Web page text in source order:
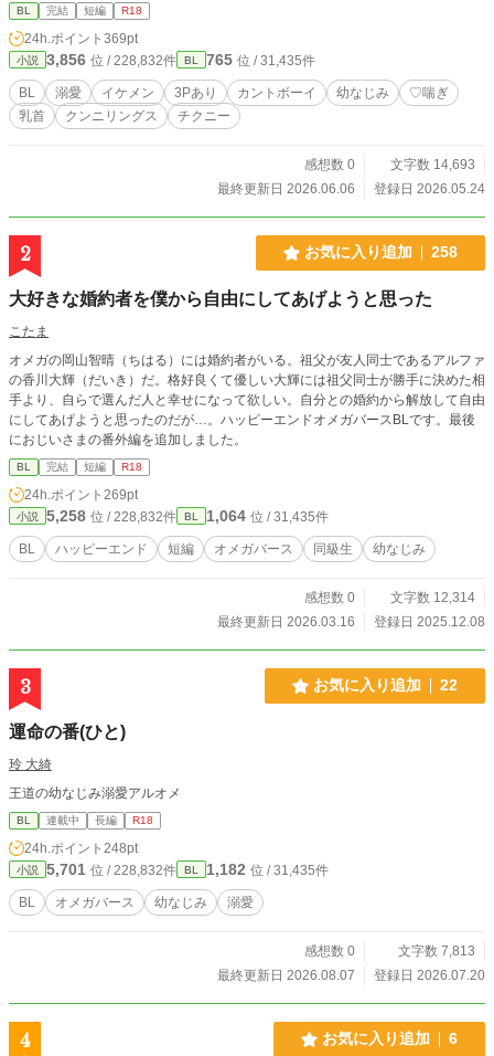
BL 完結 短編 R18
24h.ポイント 369pt
小説 3,856 位 / 228,832件 BL 765 位 / 31,435件
BL 溺愛 イケメン 3Pあり カントボーイ 幼なじみ
♡喘ぎ
乳首
クンニリングス チクニー
感想数 0
文字数 14,693
最終更新日 2026.06.06
登録日 2026.05.24
2 お気に入り追加 258
大好きな婚約者を僕から自由にしてあげようと思った
こたま
オメガの岡山智晴（ちはる）には婚約者がいる。祖父が友人同士であるアルファ
の香川大輝（だいき）だ。格好良くて優しい大輝には祖父同士が勝手に決めた相
手より、自らで選んだ人と幸せになって欲しい。自分との婚約から解放して自由
にしてあげようと思ったのだが…。ハッピーエンドオメガバースBLです。最後
におじいさまの番外編を追加しました。
BL 完結 短編 R18
24h.ポイント 269pt
小説 5,258 位 / 228,832件 BL 1,064 位 / 31,435件
BL ハッピーエンド 短編 オメガバース 同級生 幼なじみ
感想数 0
文字数 12,314
最終更新日 2026.03.16
登録日 2025.12.08
3 お気に入り追加 22
運命の番(ひと)
玲 大綺
王道の幼なじみ溺愛アルオメ
BL 連載中 長編 R18
24h.ポイント 248pt
小説 5,701 位 / 228,832件 BL 1,182 位 / 31,435件
BL オメガバース 幼なじみ 溺愛
感想数 0
文字数 7,813
最終更新日 2026.08.07
登録日 2026.07.20
4 お気に入り追加 6